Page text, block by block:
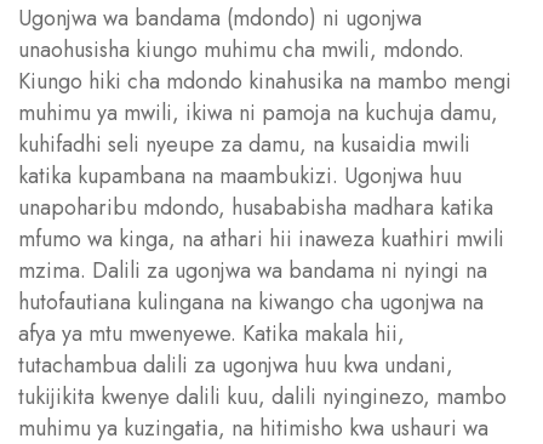
Ugonjwa wa bandama (mdondo) ni ugonjwa
unaohusisha kiungo muhimu cha mwili, mdondo.
Kiungo hiki cha mdondo kinahusika na mambo mengi
muhimu ya mwili, ikiwa ni pamoja na kuchuja damu,
kuhifadhi seli nyeupe za damu, na kusaidia mwili
katika kupambana na maambukizi. Ugonjwa huu
unapoharibu mdondo, husababisha madhara katika
mfumo wa kinga, na athari hii inaweza kuathiri mwili
mzima. Dalili za ugonjwa wa bandama ni nyingi na
hutofautiana kulingana na kiwango cha ugonjwa na
afya ya mtu mwenyewe. Katika makala hii,
tutachambua dalili za ugonjwa huu kwa undani,
tukijikita kwenye dalili kuu, dalili nyinginezo, mambo
muhimu ya kuzingatia, na hitimisho kwa ushauri wa